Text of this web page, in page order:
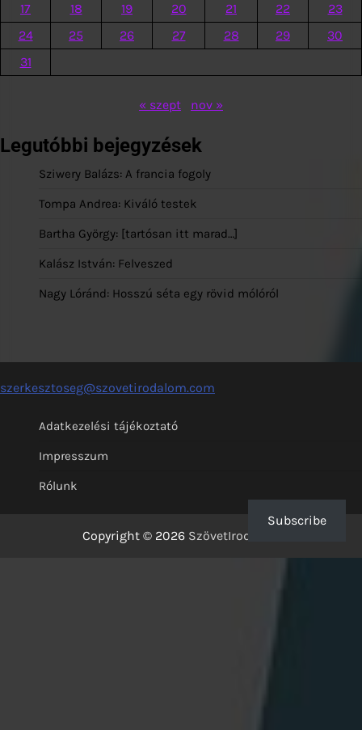
17 18 19 20 21 22
23
24
25 26 27 28 29
30
31
« szept nov »
Legutóbbi bejegyzések
Sziwery Balázs: A francia fogoly
Tompa Andrea: Kiváló testek
Bartha György: [tartósan itt marad…]
Kalász István: Felveszed
Nagy Lóránd: Hosszú séta egy rövid mólóról
szerkesztoseg@szovetirodalom.com
Adatkezelési tájékoztató
Impresszum
Rólunk
Copyright © 2026 SzövetIrodalom
Subscribe